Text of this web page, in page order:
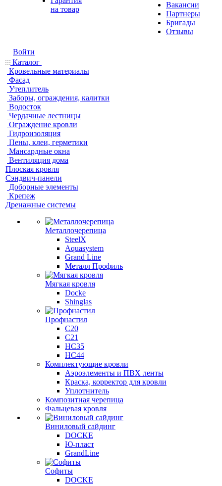
на товар
Вакансии
Партнеры
Бригады
Отзывы
Войти
Каталог
Кровельные материалы
Фасад
Утеплитель
Заборы, ограждения, калитки
Водосток
Чердачные лестницы
Ограждение кровли
Гидроизоляция
Пены, клеи, герметики
Мансардные окна
Вентиляция дома
Плоская кровля
Сэндвич-панели
Доборные элементы
Крепеж
Дренажные системы
Металлочерепица
SteelX
Aquasystem
Grand Line
Металл Профиль
Мягкая кровля
Docke
Shinglas
Профнастил
C20
C21
НС35
НС44
Комплектующие кровли
Аэроэлементы и ПВХ ленты
Краска, корректор для кровли
Уплотнитель
Композитная черепица
Фальцевая кровля
Виниловый сайдинг
DOCKE
Ю-пласт
GrandLine
Софиты
DOCKE